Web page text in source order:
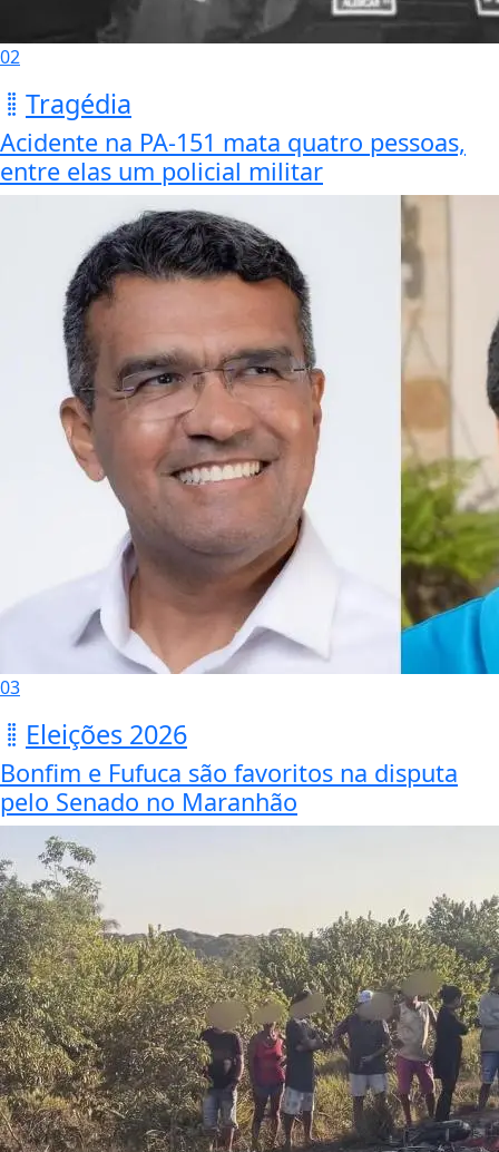
02
Tragédia
Acidente na PA-151 mata quatro pessoas,
entre elas um policial militar
03
Eleições 2026
Bonfim e Fufuca são favoritos na disputa
pelo Senado no Maranhão